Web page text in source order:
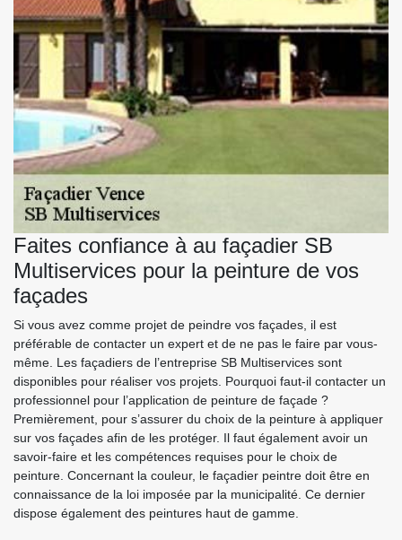
Faites confiance à au façadier SB
Multiservices pour la peinture de vos
façades
Si vous avez comme projet de peindre vos façades, il est
préférable de contacter un expert et de ne pas le faire par vous-
même. Les façadiers de l’entreprise SB Multiservices sont
disponibles pour réaliser vos projets. Pourquoi faut-il contacter un
professionnel pour l’application de peinture de façade ?
Premièrement, pour s’assurer du choix de la peinture à appliquer
sur vos façades afin de les protéger. Il faut également avoir un
savoir-faire et les compétences requises pour le choix de
peinture. Concernant la couleur, le façadier peintre doit être en
connaissance de la loi imposée par la municipalité. Ce dernier
dispose également des peintures haut de gamme.